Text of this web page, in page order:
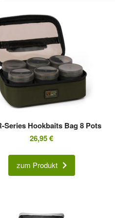
Series Hookbaits Bag 8 Pots
26,95€
zum Produkt